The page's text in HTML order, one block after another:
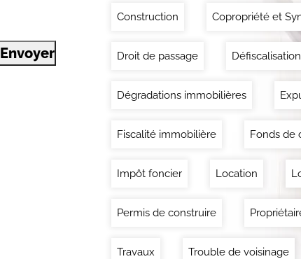
Envoyer
Construction Copropriété et
Droit de passage
Dégradations immobilières
Fiscalité immobilière Fonds de
Impôt foncier Location
Permis de construire
Travaux Trouble de voisinage